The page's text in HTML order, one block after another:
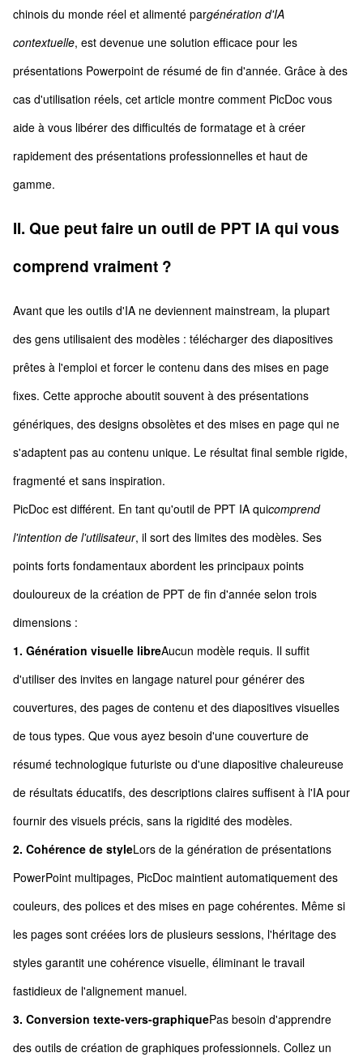
chinois du monde réel et alimenté pargénération d'IA
contextuelle, est devenue une solution efficace pour les
présentations Powerpoint de résumé de fin d'année. Grâce à des
cas d'utilisation réels, cet article montre comment PicDoc vous
aide à vous libérer des difficultés de formatage et à créer
rapidement des présentations professionnelles et haut de
gamme.
II. Que peut faire un outil de PPT IA qui vous
comprend vraiment ?
Avant que les outils d'IA ne deviennent mainstream, la plupart
des gens utilisaient des modèles : télécharger des diapositives
prêtes à l'emploi et forcer le contenu dans des mises en page
fixes. Cette approche aboutit souvent à des présentations
génériques, des designs obsolètes et des mises en page qui ne
s'adaptent pas au contenu unique. Le résultat final semble rigide,
fragmenté et sans inspiration.
PicDoc est différent. En tant qu'outil de PPT IA quicomprend
l'intention de l'utilisateur, il sort des limites des modèles. Ses
points forts fondamentaux abordent les principaux points
douloureux de la création de PPT de fin d'année selon trois
dimensions :
1. Génération visuelle libreAucun modèle requis. Il suffit
d'utiliser des invites en langage naturel pour générer des
couvertures, des pages de contenu et des diapositives visuelles
de tous types. Que vous ayez besoin d'une couverture de
résumé technologique futuriste ou d'une diapositive chaleureuse
de résultats éducatifs, des descriptions claires suffisent à l'IA pour
fournir des visuels précis, sans la rigidité des modèles.
2. Cohérence de styleLors de la génération de présentations
PowerPoint multipages, PicDoc maintient automatiquement des
couleurs, des polices et des mises en page cohérentes. Même si
les pages sont créées lors de plusieurs sessions, l'héritage des
styles garantit une cohérence visuelle, éliminant le travail
fastidieux de l'alignement manuel.
3. Conversion texte-vers-graphiquePas besoin d'apprendre
des outils de création de graphiques professionnels. Collez un